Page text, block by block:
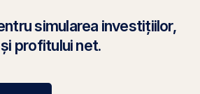
simularea investițiilor,
profitului net.